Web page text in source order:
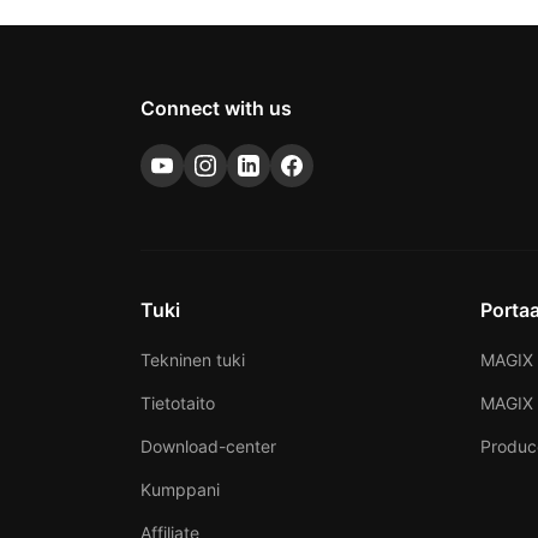
Connect with us
Tuki
Tekninen tuki
Tietotaito
Download-center
Kumppani
Affiliate